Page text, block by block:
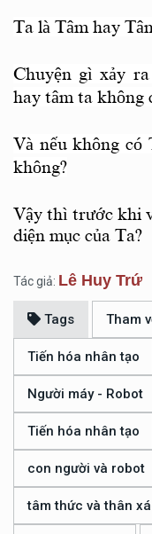
Ta là Tâm hay
Chuyện gì xảy
hay tâm ta không
Và nếu không có
không?
Vậy thì trước khi
diện mục của Ta?
Tác giả: Lê Huy Trứ
Tags Tham
Tiến hóa nhân tạo
Người máy - Robot
Tiến hóa nhân tạo
con người và robot
tâm thức và thân